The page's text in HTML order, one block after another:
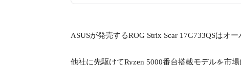
ASUSが発売するROG Strix Scar 17G733QSはオ
他社に先駆けてRyzen 5000番台搭載モデルを市